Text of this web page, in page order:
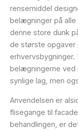
rensemiddel
belægninger på
denne store dunk
de største opgaver
belægningerne ved
synlige lag, men
Anvendelsen er
flisegange til
behandlingen, er